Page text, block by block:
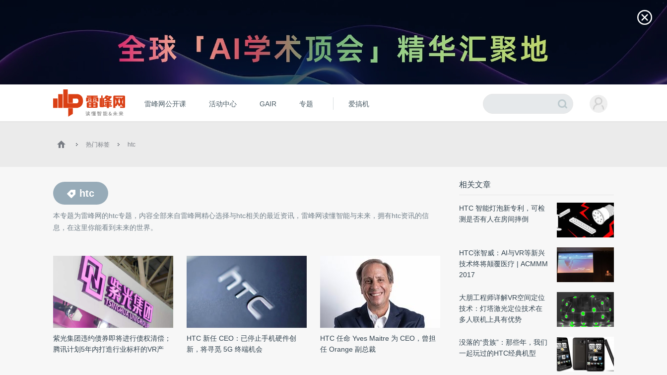
雷峰网公开课 活动中心 GAIR 专题 爱搞机
热门标签 htc
htc
本专题为雷峰网的htc专题，内容全部来自雷峰网精心选择与htc相关的最近资讯，雷峰网读懂智能与未来，拥有htc资讯的信
息，在这里你能看到未来的世界。
紫光集团违约债券即将进行债权清偿；
腾讯计划5年内打造行业标杆的VR产
HTC 新任 CEO：已停止手机硬件创
新，将寻觅 5G 终端机会
HTC 任命 Yves Maitre 为 CEO，曾担
任 Orange 副总裁
相关文章
HTC 智能灯泡新专利，可检
测是否有人在房间摔倒
HTC张智威：AI与VR等新兴
技术终将颠覆医疗 | ACMMM
2017
大朋工程师详解VR空间定位
技术：灯塔激光定位技术在
多人联机上具有优势
没落的“贵族”：那些年，我们
一起玩过的HTC经典机型